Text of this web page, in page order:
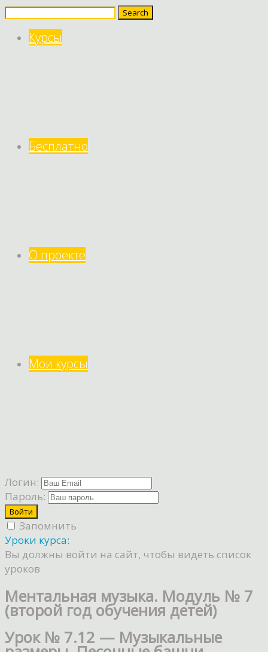
Search
Курсы
Бесплатно
О проекте
Мои курсы
Логин:
Пароль:
Запомнить
Уроки курса:
Вы должны войти на сайт, чтобы видеть список
уроков
Ментальная музыка. Модуль № 7
(второй год обучения детей)
Урок № 7.12 — Музыкальные